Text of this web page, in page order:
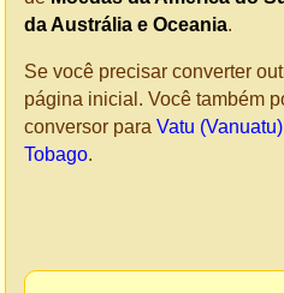
da Austrália e Oceania.
Se você precisar converter
página inicial. Você também
conversor para Vatu
Tobago.